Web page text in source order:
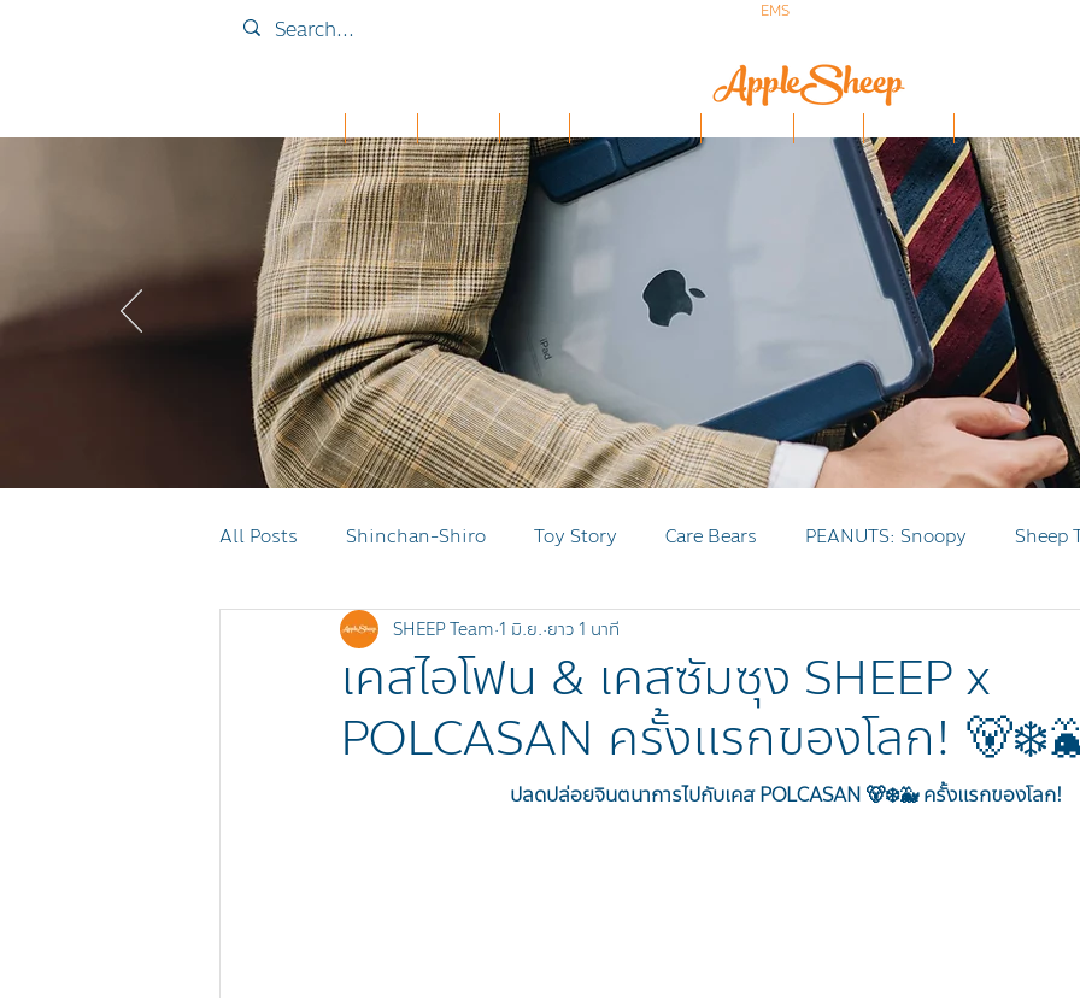
EMS
All Posts Shinchan-Shiro Toy Story Care Bears PEANUTS: Snoopy Sheep
MOMOREI Monchhichi MICKEY AND FRIENDS
POKÉMON SHEEP Events SHEEP OG BLEACH
เคสไอโฟน & เคสซัมซุง SHEEP x
POLCASAN ครั้งแรกของโลก!
SHEEP Team 1 มิ.ย. ยาว 1 นาที
ปลดปล่อยจินตนาการไปกับเคส POLCASAN 🐻‍❄️🐳 ครั้งแรกของโลก!